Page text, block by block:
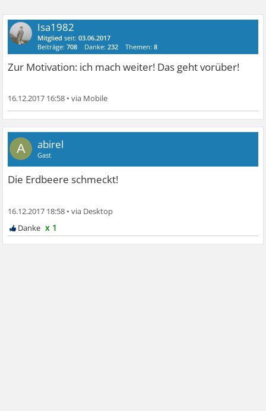
Isa1982
Mitglied seit:03.06.2017
Beiträge:708 Danke:232 Themen:8
Zur Motivation: ich mach weiter! Das geht vorüber!
16.12.2017 16:58 •
A abirel
Gast
Die Erdbeere schmeckt!
16.12.2017 18:58 •
x 1